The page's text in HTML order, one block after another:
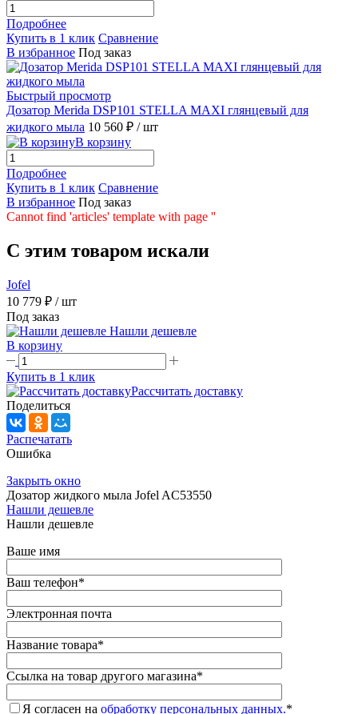
Подробнее
Купить в 1 клик Сравнение
В избранное Под заказ
Быстрый просмотр
Дозатор Merida DSP101 STELLA MAXI глянцевый для
жидкого мыла 10 560 ₽ / шт
В корзину
Подробнее
Купить в 1 клик Сравнение
В избранное Под заказ
Cannot find 'articles' template with page ''
C этим товаром искали
Jofel
10 779 ₽ / шт
Под заказ
Нашли дешевле
В корзину
Купить в 1 клик
Рассчитать доставку
Поделиться
Распечатать
Ошибка
Закрыть окно
Дозатор жидкого мыла Jofel AC53550
Нашли дешевле
Нашли дешевле
Ваше имя
Ваш телефон*
Электронная почта
Название товара*
Ссылка на товар другого магазина*
Я согласен на обработку персональных данных.*